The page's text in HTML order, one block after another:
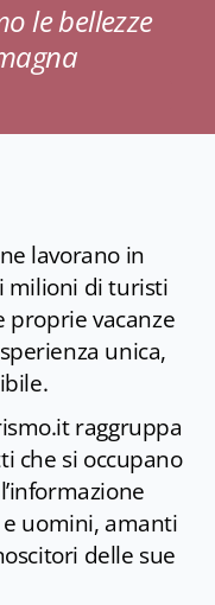
le bellezze
lavorano in
milioni di turisti
proprie vacanze
unica,
raggruppa
che si occupano
uomini, amanti
delle sue